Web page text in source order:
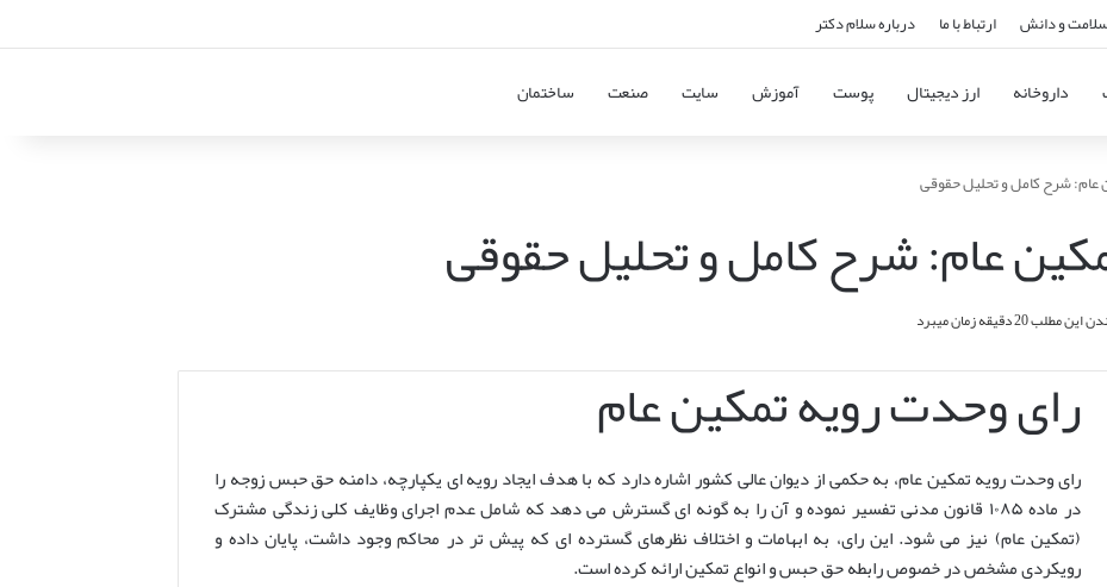
و دانش ارتباط با ما درباره سلام دکتر
داروخانه ارز دیجیتال پوست آموزش سایت صنعت ساختمان
شرح کامل و تحلیل حقوقی
عام: شرح کامل و تحلیل حقوقی
مطلب 20 دقیقه زمان میبرد
رای وحدت رویه تمکین عام
رای وحدت رویه تمکین عام، به حکمی از دیوان عالی کشور اشاره دارد که با هدف ایجاد رویه ای یکپارچه، دامنه حق حبس زوجه را
در ماده ۱۰۸۵ قانون مدنی تفسیر نموده و آن را به گونه ای گسترش می دهد که شامل عدم اجرای وظایف کلی زندگی مشترک
(تمکین عام) نیز می شود. این رای، به ابهامات و اختلاف نظرهای گسترده ای که پیش تر در محاکم وجود داشت، پایان داده و
رویکردی مشخص در خصوص رابطه حق حبس و انواع تمکین ارائه کرده است.